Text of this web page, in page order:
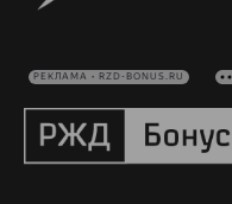
РЕКЛАМА • RZD-BONUS.RU